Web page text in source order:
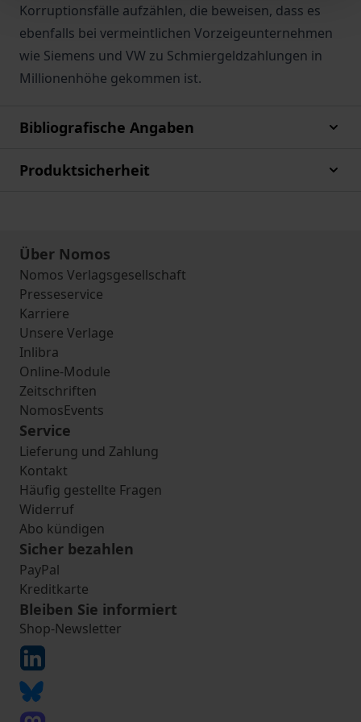
Korruptionsfälle aufzählen, die beweisen, dass es
ebenfalls bei vermeintlichen Vorzeigeunternehmen
wie Siemens und VW zu Schmiergeldzahlungen in
Millionenhöhe gekommen ist.
Bibliografische Angaben
Produktsicherheit
Über Nomos
Nomos Verlagsgesellschaft
Presseservice
Karriere
Unsere Verlage
Inlibra
Online-Module
Zeitschriften
NomosEvents
Service
Lieferung und Zahlung
Kontakt
Häufig gestellte Fragen
Widerruf
Abo kündigen
Sicher bezahlen
PayPal
Kreditkarte
Bleiben Sie informiert
Shop-Newsletter